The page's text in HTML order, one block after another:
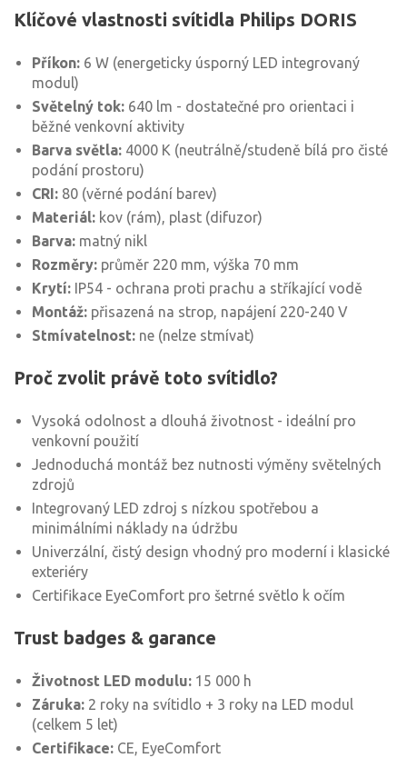
Klíčové vlastnosti svítidla Philips DORIS
Příkon: 6 W (energeticky úsporný LED integrovaný
modul)
Světelný tok: 640 lm - dostatečné pro orientaci i
běžné venkovní aktivity
Barva světla: 4000 K (neutrálně/studeně bílá pro čisté
podání prostoru)
CRI: 80 (věrné podání barev)
Materiál: kov (rám), plast (difuzor)
Barva: matný nikl
Rozměry: průměr 220 mm, výška 70 mm
Krytí: IP54 - ochrana proti prachu a stříkající vodě
Montáž: přisazená na strop, napájení 220-240 V
Stmívatelnost: ne (nelze stmívat)
Proč zvolit právě toto svítidlo?
Vysoká odolnost a dlouhá životnost - ideální pro
venkovní použití
Jednoduchá montáž bez nutnosti výměny světelných
zdrojů
Integrovaný LED zdroj s nízkou spotřebou a
minimálními náklady na údržbu
Univerzální, čistý design vhodný pro moderní i klasické
exteriéry
Certifikace EyeComfort pro šetrné světlo k očím
Trust badges & garance
Životnost LED modulu: 15 000 h
Záruka: 2 roky na svítidlo + 3 roky na LED modul
(celkem 5 let)
Certifikace: CE, EyeComfort